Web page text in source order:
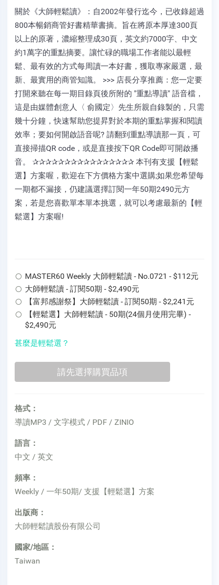
關於《大師輕鬆讀》：自2002年發行迄今，已收錄超過
800本暢銷商管好書精華書摘。旨在將原本厚達300頁
以上的原著，濃縮整理成30頁，英文約7000字、中文
約1萬字的重點摘要。讓忙碌的職場工作者能以最輕
鬆、最有效的方式每周讀一本好書，獲取專家嚴選，最
新、最實用的商管知識。 >>> 店長分享推薦：您一定要
打開來聽在每一期目錄頁後所附的 "重點導讀" 語音檔，
這是由媒體創意人〈 俞國定〉先生所親自錄製的，只需
幾十分鐘，快速幫助您提昇對於本期的重點掌握和閱讀
效率；要如何開啟語音呢? 請翻到重點導讀那一頁，可
直接掃描QR code，或是直接按下QR Code即可開啟播
音。 ✰✰✰✰✰✰✰✰✰✰✰✰✰✰✰✰ 本刊有支援【輕鬆
選】方案喔，歡迎在下方價格方案中選購;如果您希望每
一期都不漏接，仍建議選擇訂閱一年50期2490元方
案，若是您喜歡單本單本挑選，就可以考慮最新的【輕
鬆選】方案喔!
MASTER60 Weekly 大師輕鬆讀 - No.0721 - $112元
大師輕鬆讀 - 訂閱50期 - $2,490元
【富邦感謝祭】大師輕鬆讀 - 訂閱50期 - $2,241元
【輕鬆選】大師輕鬆讀 - 50期(24個月使用完畢) -
$2,490元
甚麼是輕鬆選？
格式：
導讀MP3 / 文字模式 / PDF / ZINIO
語言：
中文 / 英文
頻率：
Weekly / 一年50期/ 支援【輕鬆選】方案
出版商：
大師輕鬆讀股份有限公司
國家/地區：
Taiwan